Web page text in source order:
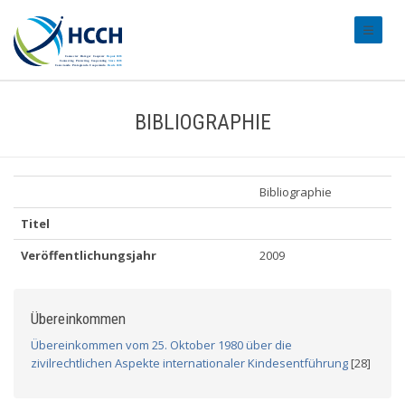
BIBLIOGRAPHIE
Bibliographie
Titel
Veröffentlichungsjahr
2009
Übereinkommen
Übereinkommen vom 25. Oktober 1980 über die
zivilrechtlichen Aspekte internationaler Kindesentführung[28]